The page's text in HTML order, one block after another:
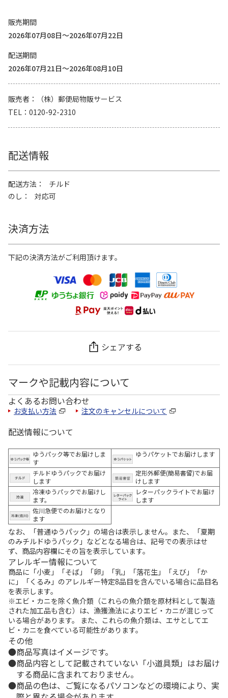
販売期間
2026年07月08日～2026年07月22日
配送期間
2026年07月21日～2026年08月10日
販売者
（株）郵便局物販サービス
TEL
0120-92-2310
配送情報
配送方法
チルド
のし
対応可
決済方法
下記の決済方法がご利用頂けます。
シェアする
マークや記載内容について
よくあるお問い合わせ
お支払い方法 注文のキャンセルについて
配送情報について
ゆうパック等でお届けしま
す
ゆうパケットでお届けします
チルドゆうパックでお届け
します
定形外郵便(簡易書留)でお届
けします
冷凍ゆうパックでお届けし
ます。
レターパックライトでお届け
します
佐川急便でのお届けとなり
ます
なお、「普通ゆうパック」の場合は表示しません。また、「夏期
のみチルドゆうパック」などとなる場合は、記号での表示はせ
ず、商品内容欄にその旨を表示しています。
アレルギー情報について
商品に「小麦」「そば」「卵」「乳」「落花生」「えび」「か
に」「くるみ」のアレルギー特定8品目を含んでいる場合に品目名
を表示します。
※エビ・カニを除く魚介類（これらの魚介類を原材料として製造
された加工品も含む）は、漁獲漁法によりエビ・カニが混じって
いる場合があります。 また、これらの魚介類は、エサとしてエ
ビ・カニを食べている可能性があります。
その他
商品写真はイメージです。
商品内容として記載されていない「小道具類」はお届け
する商品に含まれておりません。
商品の色は、ご覧になるパソコンなどの環境により、実